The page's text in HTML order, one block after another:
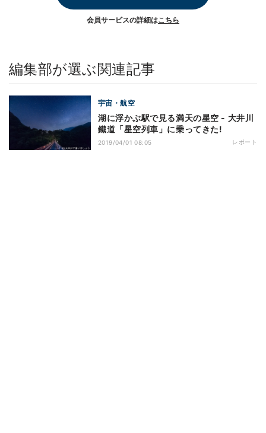
会員サービスの詳細はこちら
編集部が選ぶ関連記事
宇宙・航空
湖に浮かぶ駅で見る満天の星空 - 大井川
鐵道「星空列車」に乗ってきた!
2019/04/01 08:05 レポート